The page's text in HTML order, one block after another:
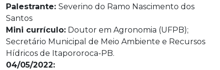
Palestrante: Severino do Ramo Nascimento dos
Santos
Mini currículo: Doutor em Agronomia (UFPB);
Secretário Municipal de Meio Ambiente e Recursos
Hídricos de Itapororoca-PB.
04/05/2022: